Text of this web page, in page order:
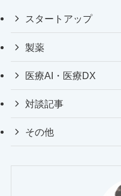
スタートアップ
製薬
医療AI・医療DX
対談記事
その他